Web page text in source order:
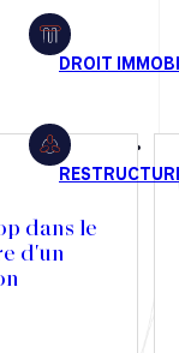
dans le
d'un